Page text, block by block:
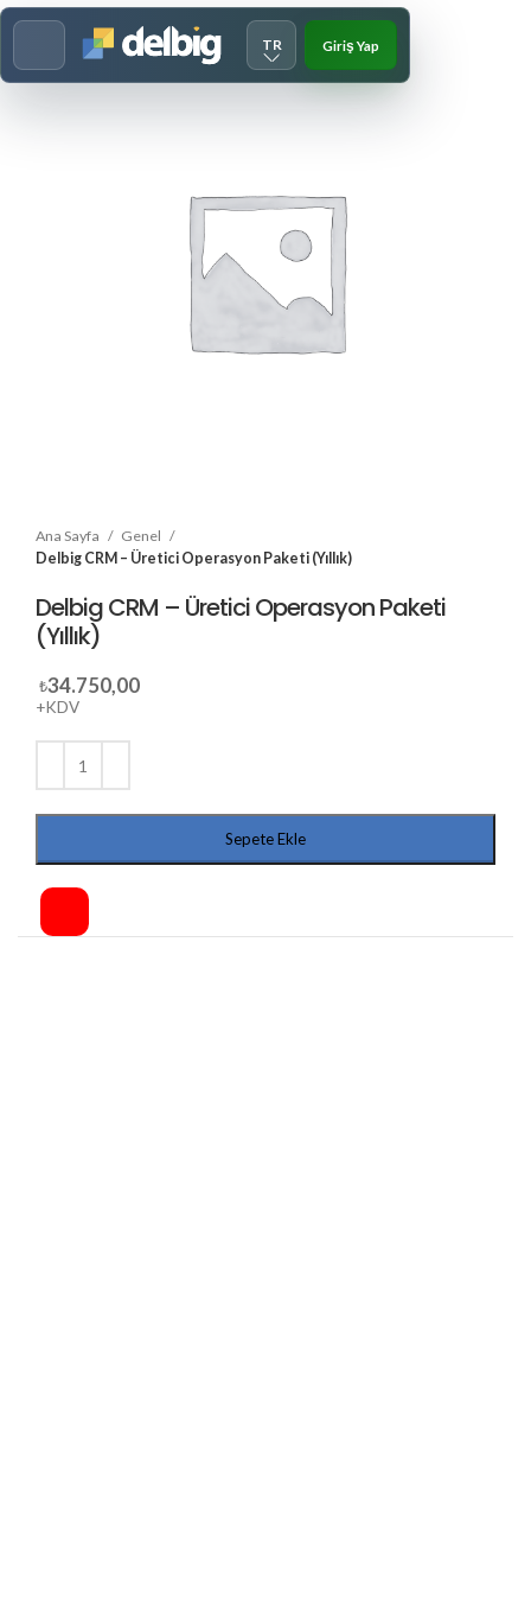
TR Giriş Yap
Ana Sayfa
Genel
Delbig CRM – Üretici Operasyon Paketi (Yıllık)
Delbig CRM – Üretici Operasyon Paketi
(Yıllık)
₺34.750,00
+KDV
Sepete Ekle